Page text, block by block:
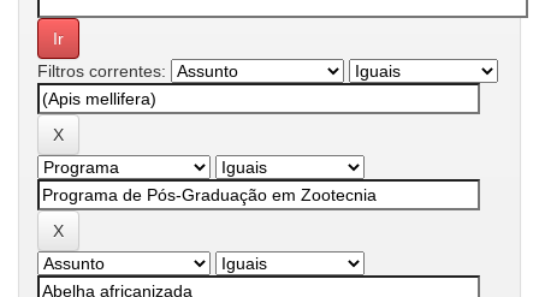
Filtros correntes: